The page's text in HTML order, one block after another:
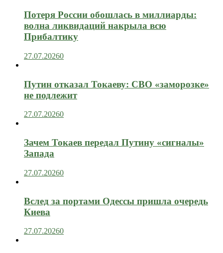
Потеря России обошлась в миллиарды:
волна ликвидаций накрыла всю
Прибалтику
27.07.20260
Путин отказал Токаеву: СВО «заморозке»
не подлежит
27.07.20260
Зачем Токаев передал Путину «сигналы»
Запада
27.07.20260
Вслед за портами Одессы пришла очередь
Киева
27.07.20260